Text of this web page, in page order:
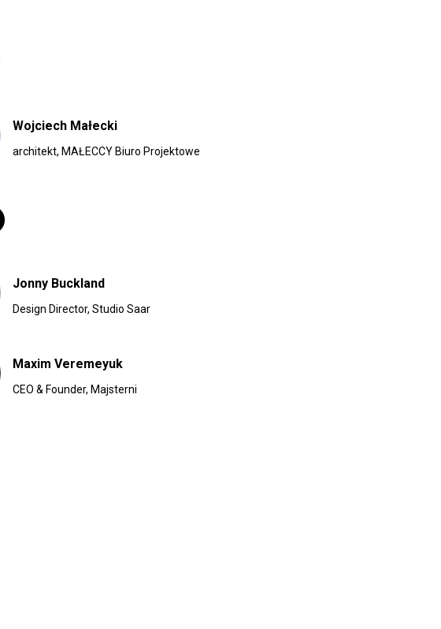
Wojciech Małecki
architekt, MAŁECCY Biuro Projektowe
Jonny Buckland
Design Director, Studio Saar
Maxim Veremeyuk
CEO & Founder, Majsterni